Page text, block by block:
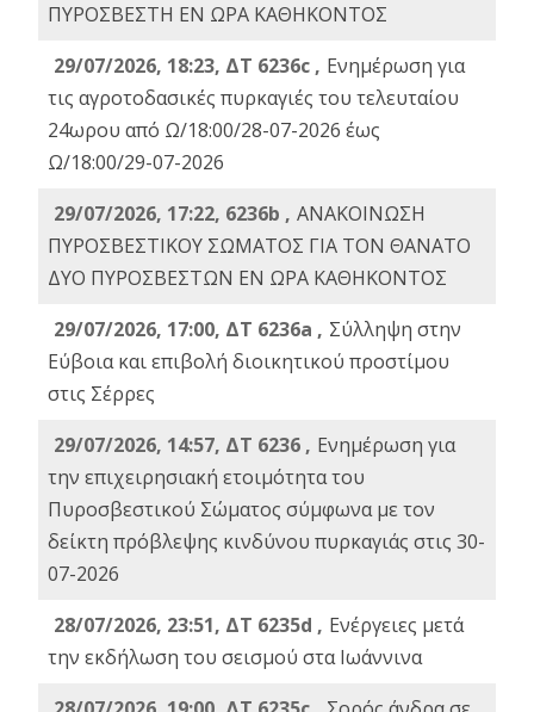
ΠΥΡΟΣΒΕΣΤΗ ΕΝ ΩΡΑ ΚΑΘΗΚΟΝΤΟΣ
29/07/2026, 18:23, ΔΤ 6236c , Ενημέρωση για
τις αγροτοδασικές πυρκαγιές του τελευταίου
24ωρου από Ω/18:00/28-07-2026 έως
Ω/18:00/29-07-2026
29/07/2026, 17:22, 6236b , ΑΝΑΚΟΙΝΩΣΗ
ΠΥΡΟΣΒΕΣΤΙΚΟΥ ΣΩΜΑΤΟΣ ΓΙΑ ΤΟΝ ΘΑΝΑΤΟ
ΔΥΟ ΠΥΡΟΣΒΕΣΤΩΝ ΕΝ ΩΡΑ ΚΑΘΗΚΟΝΤΟΣ
29/07/2026, 17:00, ΔΤ 6236a , Σύλληψη στην
Εύβοια και επιβολή διοικητικού προστίμου
στις Σέρρες
29/07/2026, 14:57, ΔΤ 6236 , Ενημέρωση για
την επιχειρησιακή ετοιμότητα του
Πυροσβεστικού Σώματος σύμφωνα με τον
δείκτη πρόβλεψης κινδύνου πυρκαγιάς στις 30-
07-2026
28/07/2026, 23:51, ΔΤ 6235d , Ενέργειες μετά
την εκδήλωση του σεισμού στα Ιωάννινα